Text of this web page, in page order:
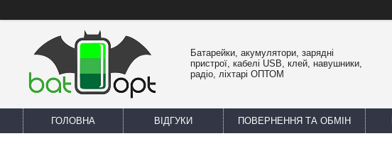
Батарейки, акумулятори, зарядні
пристрої, кабелі USB, клей, навушники,
радіо, ліхтарі ОПТОМ
ГОЛОВНА ВІДГУКИ ПОВЕРНЕННЯ ТА ОБМІН